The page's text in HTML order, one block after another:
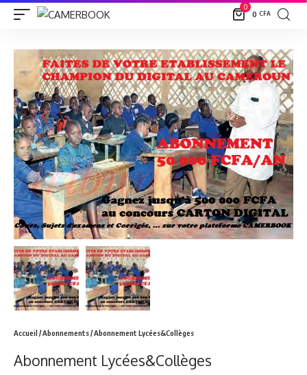
0
0 CFA
Accueil /Abonnements/ Abonnement Lycées&Collèges
Abonnement Lycées&Collèges